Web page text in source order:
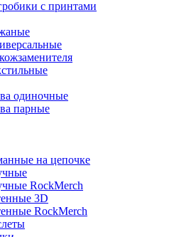
с принтами
одиночные
парные
на цепочке
RockMerch
3D
RockMerch